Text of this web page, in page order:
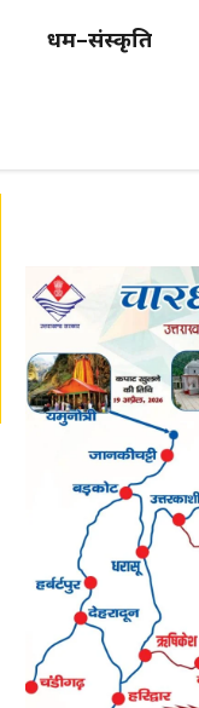
धर्म–संस्कृति